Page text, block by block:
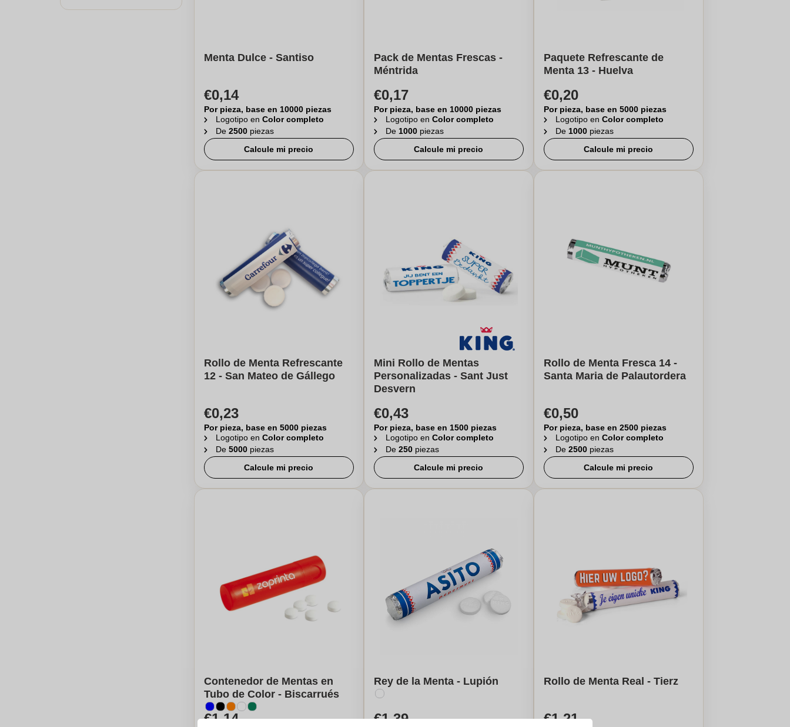
Menta Dulce - Santiso
€0,14
Por pieza, base en 10000 piezas
Logotipo en Color completo
De 2500 piezas
Calcule mi precio
Pack de Mentas Frescas -
Méntrida
€0,17
Por pieza, base en 10000 piezas
Logotipo en Color completo
De 1000 piezas
Calcule mi precio
Paquete Refrescante de
Menta 13 - Huelva
€0,20
Por pieza, base en 5000 piezas
Logotipo en Color completo
De 1000 piezas
Calcule mi precio
Rollo de Menta Refrescante
12 - San Mateo de Gállego
€0,23
Por pieza, base en 5000 piezas
Logotipo en Color completo
De 5000 piezas
Calcule mi precio
Mini Rollo de Mentas
Personalizadas - Sant Just
Desvern
€0,43
Por pieza, base en 1500 piezas
Logotipo en Color completo
De 250 piezas
Calcule mi precio
Rollo de Menta Fresca 14 -
Santa Maria de Palautordera
€0,50
Por pieza, base en 2500 piezas
Logotipo en Color completo
De 2500 piezas
Calcule mi precio
Contenedor de Mentas en
Tubo de Color - Biscarrués
€1,14
Rey de la Menta - Lupión
€1,39
Rollo de Menta Real - Tierz
€1,21